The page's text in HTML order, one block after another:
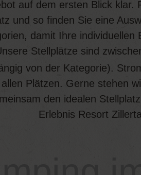
auf dem ersten Blick klar.
und so finden Sie eine
damit Ihre individuellen
Stellplätze sind
von der Kategorie).
Plätzen. Gerne stehen
den idealen
Erlebnis Resort